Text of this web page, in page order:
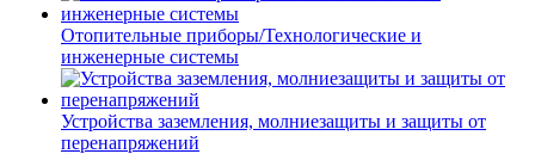
Отопительные приборы/Технологические и
инженерные системы
Устройства заземления, молниезащиты и защиты от
перенапряжений